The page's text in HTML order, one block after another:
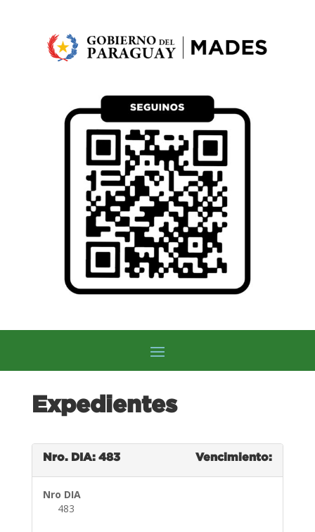
Expedientes
Nro. DIA: 483 Vencimiento:
Nro DIA
483